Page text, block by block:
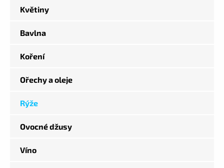
Květiny
Bavlna
Koření
Ořechy a oleje
Rýže
Ovocné džusy
Víno